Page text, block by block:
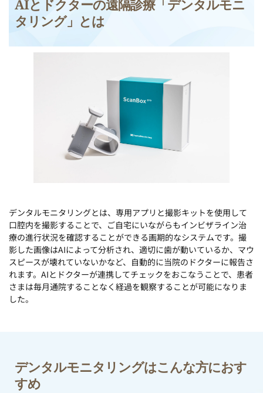
AIとドクターの遠隔診療「デンタルモニ
タリング」とは
デンタルモニタリングとは、専用アプリと撮影キットを使用して
口腔内を撮影することで、ご自宅にいながらもインビザライン治
療の進行状況を確認することができる画期的なシステムです。撮
影した画像はAIによって分析され、適切に歯が動いているか、マウ
スピースが壊れていないかなど、自動的に当院のドクターに報告さ
れます。AIとドクターが連携してチェックをおこなうことで、患者
さまは毎月通院することなく経過を観察することが可能になりま
した。
デンタルモニタリングはこんな方におす
すめ